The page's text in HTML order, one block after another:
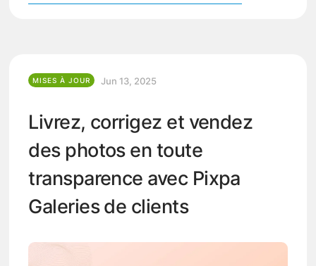
MISES À JOUR Jun 13, 2025
Livrez, corrigez et vendez
des photos en toute
transparence avec Pixpa
Galeries de clients